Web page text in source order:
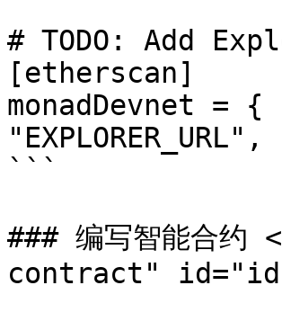
# TODO: Add
[etherscan]
monadDevnet = {
```
### 编写智能合
contract"